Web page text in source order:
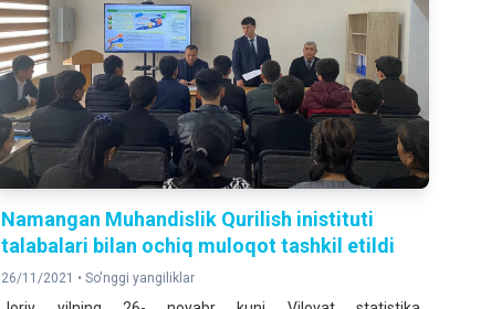
Namangan Muhandislik Qurilish inistituti
talabalari bilan ochiq muloqot tashkil etildi
26/11/2021 •So'nggi yangiliklar